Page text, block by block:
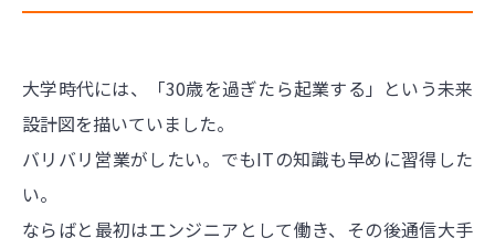
大学時代には、「30歳を過ぎたら起業する」という未来
設計図を描いていました。
バリバリ営業がしたい。でもITの知識も早めに習得した
い。
ならばと最初はエンジニアとして働き、その後通信大手